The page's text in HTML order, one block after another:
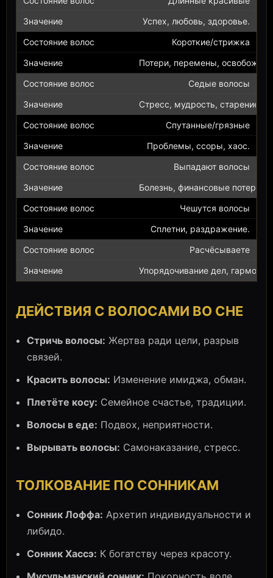
Успех, любовь, здоровье.
Короткие/стрижка
Потери, перемены,
Седые волосы
Стресс, мудрость, старение.
Спутанные/грязные
Проблемы, ссоры, хаос.
Выпадают волосы
Болезнь, финансовые потери.
Чешутся волосы
Сплетни, раздражение.
Расчёсываете
Упорядочивание дел, гармония.
ДЕЙСТВИЯ С ВОЛОСАМИ ВО СНЕ
Стричь волосы: Жертва ради цели, разрыв
связей.
Красить волосы: Изменение имиджа, обман.
Плетёте косу: Семейное счастье, традиции.
Волосы в еде: Подвох, неприятности.
Вырывать волосы: Самонаказание, стресс.
ТОЛКОВАНИЕ ПО СОННИКАМ
Сонник Лоффа: Архетип индивидуальности и
либидо.
Сонник Хассэ: К богатству через красоту.